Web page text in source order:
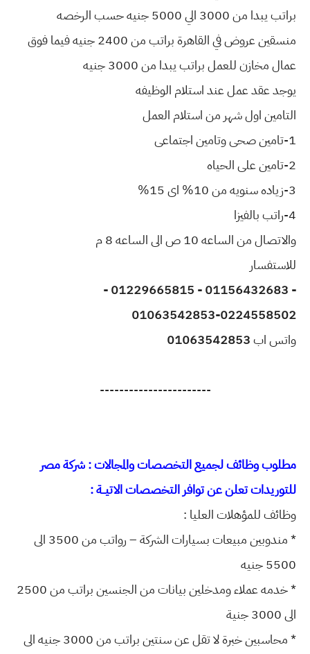
براتب يبدا من 3000 الي 5000 جنيه حسب الرخصه
منسقين عروض في القاهرة براتب من 2400 جنيه فيما فوق
عمال مخازن للعمل براتب يبدا من 3000 جنيه
يوجد عقد عمل عند استلام الوظيفه
التامين اول شهر من استلام العمل
1-تامين صحى وتامين اجتماعى
2-تامين على الحياه
3-زياده سنويه من 10% اى 15%
4-راتب بالفيزا
والاتصال من الساعه 10 ص الى الساعه 8 م
للاستفسار
- 01156432683 - 01229665815 -
01063542853-0224558502
واتس اب01063542853
-----------------------
مطلوب وظائف لجميع التخصصات والمجالات : شركة مصر
للتوريدات تعلن عن توافر التخصصات الاتيــة :
وظائف للمؤهلات العليا :
* مندوبين مبيعات بسيارات الشركة – رواتب من 3500 الى
5500 جنيه
* خدمه عملاء ومدخلين بيانات من الجنسين براتب من 2500
الى 3000 جنية
* محاسبين خبرة لا تقل عن سنتين براتب من 3000 جنيه الى